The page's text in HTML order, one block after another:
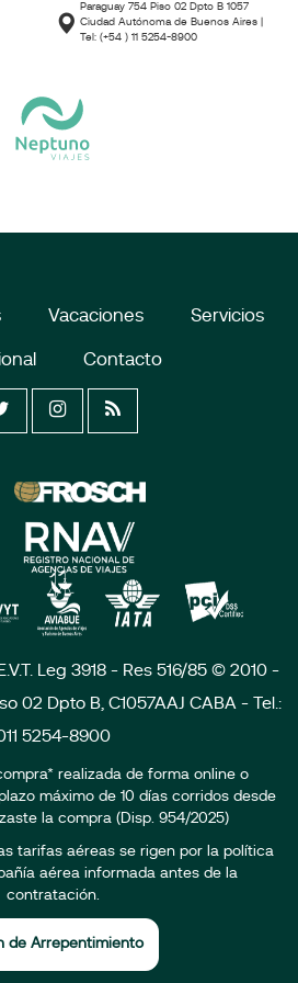
Paraguay 754 Piso 02 Dpto B 1057
Ciudad Autónoma de Buenos Aires |
Tel: (+54 ) 11 5254-8900
Vacaciones Servicios
Contacto
Leg 3918 - Res 516/85 © 2010 -
02 Dpto B, C1057AAJ CABA - Tel.:
5254-8900
realizada de forma online o
máximo de 10 días corridos desde
la compra (Disp. 954/2025)
tarifas aéreas se rigen por la política
aérea informada antes de la
contratación.
de Arrepentimiento